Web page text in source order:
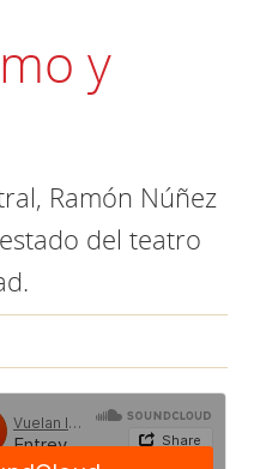
y
Ramón Núñez
del teatro